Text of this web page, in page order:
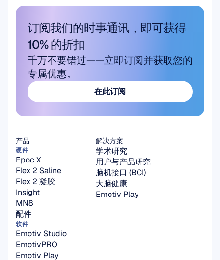
订阅我们的时事通讯，即可获得
10% 的折扣
千万不要错过——立即订阅并获取您的
专属优惠。
在此订阅
解决方案
学术研究
用户与产品研究
脑机接口 (BCI)
大脑健康
Emotiv Play
产品
硬件
Epoc X
Flex 2 Saline
Flex 2 凝胶
Insight
MN8
配件
软件
Emotiv Studio
EmotivPRO
Emotiv Play